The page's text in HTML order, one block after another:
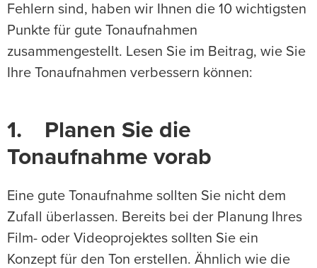
Fehlern sind, haben wir Ihnen die 10 wichtigsten
Punkte für gute Tonaufnahmen
zusammengestellt. Lesen Sie im Beitrag, wie Sie
Ihre Tonaufnahmen verbessern können:
1. Planen Sie die
Tonaufnahme vorab
Eine gute Tonaufnahme sollten Sie nicht dem
Zufall überlassen. Bereits bei der Planung Ihres
Film- oder Videoprojektes sollten Sie ein
Konzept für den Ton erstellen. Ähnlich wie die